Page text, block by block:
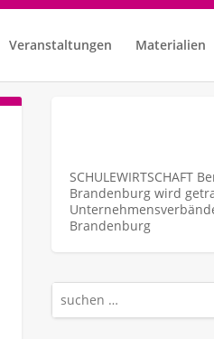
Veranstaltungen Materialien
SCHULEWIRTSCHAFT
Brandenburg wird
Brandenburg